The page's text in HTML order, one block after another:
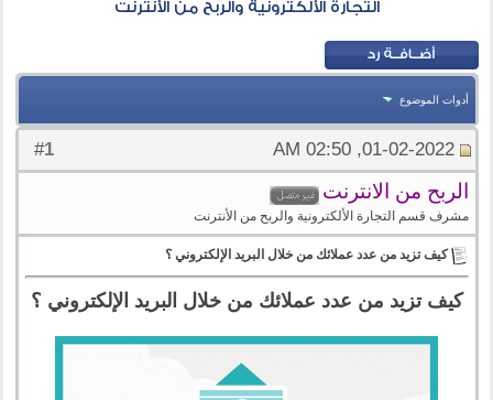
التجارة الألكترونية والربح من الأنترنت
أدوات الموضوع
#
1 01-02-2022, 02:50 AM
الربح من الانترنت
مشرف قسم التجارة الألكترونية والربح من الأنترنت
كيف تزيد من عدد عملائك من خلال البريد الإلكتروني ؟
كيف تزيد من عدد عملائك من خلال البريد الإلكتروني ؟